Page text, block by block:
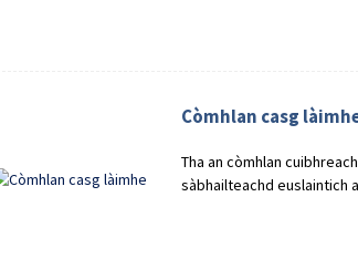
Còmhlan casg
Tha an còmhlan
sàbhailteachd euslaintich